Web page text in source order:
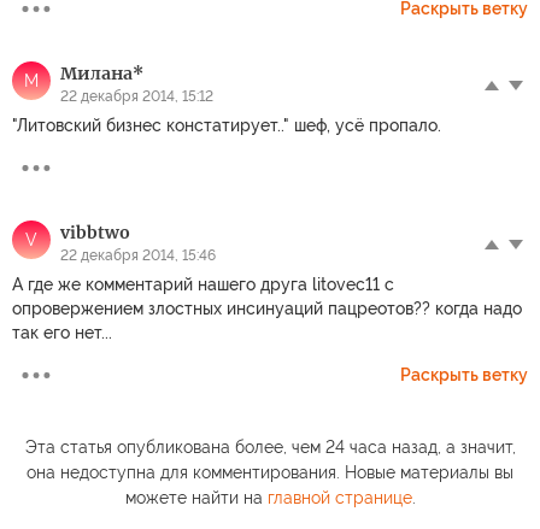
Раскрыть ветку
М Милана*
22 декабря 2014, 15:12
"Литовский бизнес констатирует.." шеф, усё пропало.
V vibbtwo
22 декабря 2014, 15:46
А где же комментарий нашего друга litovec11 с
опровержением злостных инсинуаций пацреотов?? когда надо
так его нет...
Раскрыть ветку
Эта статья опубликована более, чем 24 часа назад, а значит,
она недоступна для комментирования. Новые материалы вы
можете найти на главной странице.